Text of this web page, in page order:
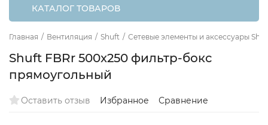
КАТАЛОГ ТОВАРОВ
Главная / Вентиляция / Shuft / Сетевые элементы и аксессуары
Shuft FBRr 500x250 фильтр-бокс
прямоугольный
Оставить отзыв Избранное Сравнение